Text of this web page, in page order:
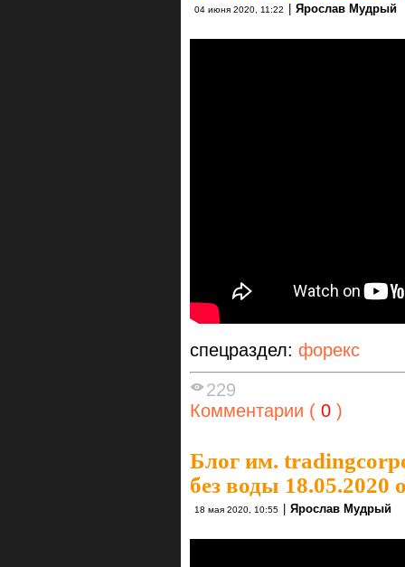
04 июня 2020, 11:22 | Ярослав Мудрый
спецраздел: форекс
229
Комментарии ( 0 )
Блог им.
без воды 18.05.2020
18 мая 2020, 10:55 Ярослав Мудрый